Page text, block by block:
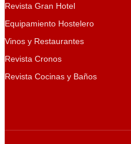
Revista Gran Hotel
Equipamiento Hostelero
Vinos y Restaurantes
Revista Cronos
Revista Cocinas y Baños